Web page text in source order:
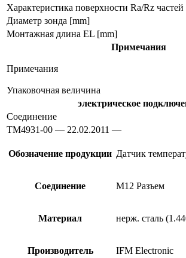
Характеристика поверхности Ra/Rz частей
Диаметр зонда [mm]
Монтажная длина EL [mm]
Примечания
Примечания
Упаковочная величина
электрическое
Соединение
TM4931-00 — 22.02.2011 —
Обозначение продукции Датчик
Соединение M12 Разъем
Материал нерж. сталь
Производитель IFM Electronic